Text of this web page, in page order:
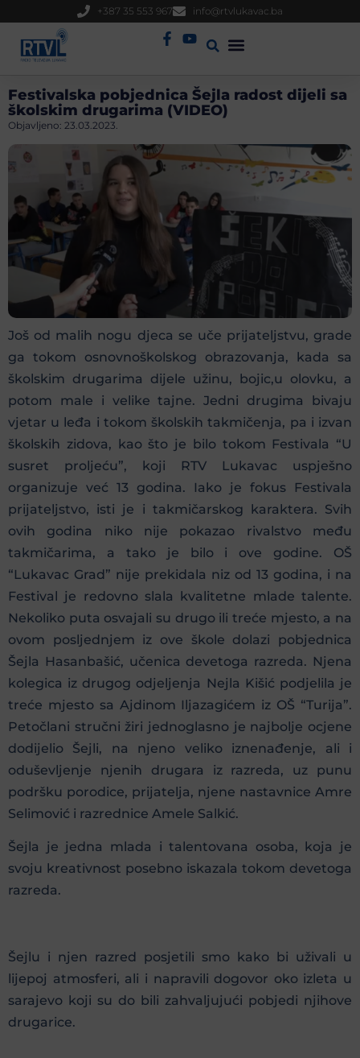
+387 35 553 967 info@rtvlukavac.ba
Festivalska pobjednica Šejla radost dijeli sa
školskim drugarima (VIDEO)
Objavljeno: 23.03.2023.
Još od malih nogu djeca se uče prijateljstvu, grade
ga tokom osnovnoškolskog obrazovanja, kada sa
školskim drugarima dijele užinu, bojic,u olovku, a
potom male i velike tajne. Jedni drugima bivaju
vjetar u leđa i tokom školskih takmičenja, pa i izvan
školskih zidova, kao što je bilo tokom Festivala “U
susret proljeću”, koji RTV Lukavac uspješno
organizuje već 13 godina. Iako je fokus Festivala
prijateljstvo, isti je i takmičarskog karaktera. Svih
ovih godina niko nije pokazao rivalstvo među
takmičarima, a tako je bilo i ove godine. OŠ
“Lukavac Grad” nije prekidala niz od 13 godina, i na
Festival je redovno slala kvalitetne mlade talente.
Nekoliko puta osvajali su drugo ili treće mjesto, a na
ovom posljednjem iz ove škole dolazi pobjednica
Šejla Hasanbašić, učenica devetoga razreda. Njena
kolegica iz drugog odjeljenja Nejla Kišić podjelila je
treće mjesto sa Ajdinom Iljazagićem iz OŠ “Turija”.
Petočlani stručni žiri jednoglasno je najbolje ocjene
dodijelio Šejli, na njeno veliko iznenađenje, ali i
oduševljenje njenih drugara iz razreda, uz punu
podršku porodice, prijatelja, njene nastavnice Amre
Selimović i razrednice Amele Salkić.
Šejla je jedna mlada i talentovana osoba, koja je
svoju kreativnost posebno iskazala tokom devetoga
razreda.
Šejlu i njen razred posjetili smo kako bi uživali u
lijepoj atmosferi, ali i napravili dogovor oko izleta u
sarajevo koji su do bili zahvaljujući pobjedi njihove
drugarice.